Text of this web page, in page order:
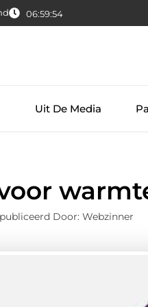
06:59:55
Uit De Media
Door: Webzinner